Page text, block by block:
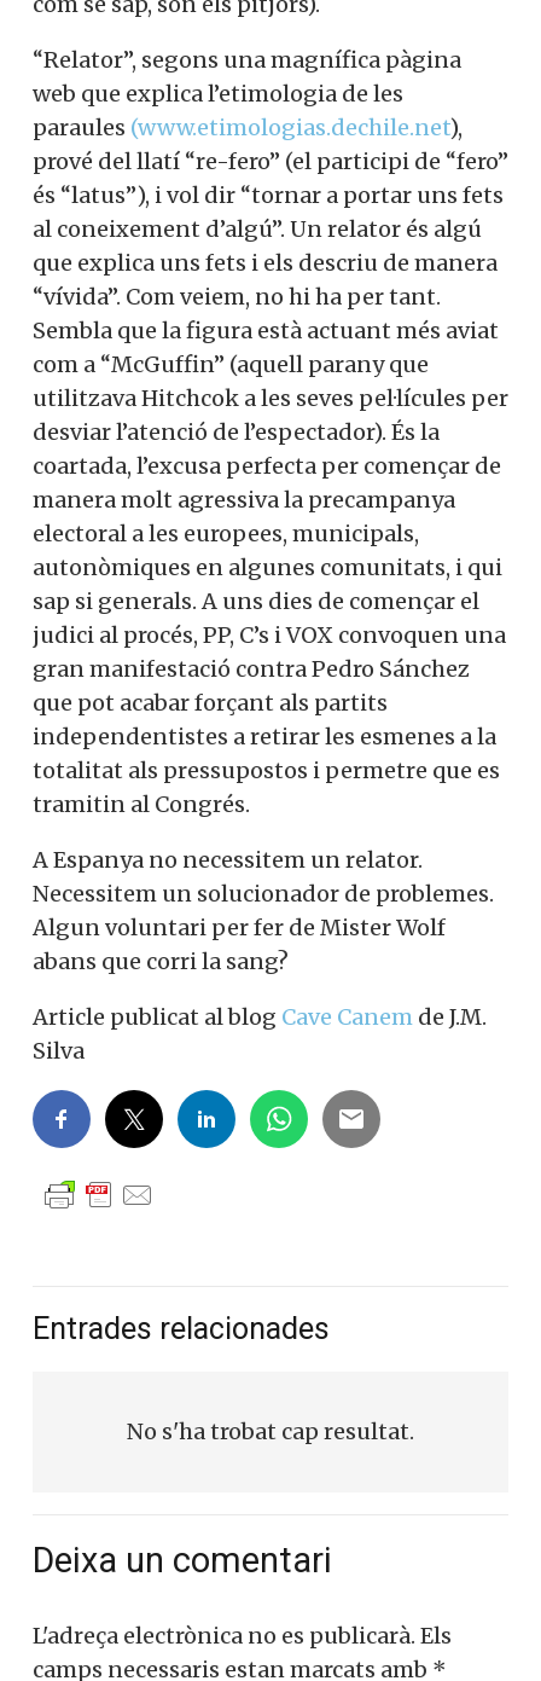
“Relator”, segons una magnífica pàgina
web que explica l’etimologia de les
paraules (www.etimologias.dechile.net),
prové del llatí “re-fero” (el participi de “fero”
és “latus”), i vol dir “tornar a portar uns fets
al coneixement d’algú”. Un relator és algú
que explica uns fets i els descriu de manera
“vívida”. Com veiem, no hi ha per tant.
Sembla que la figura està actuant més aviat
com a “McGuffin” (aquell parany que
utilitzava Hitchcok a les seves pel·lícules per
desviar l’atenció de l’espectador). És la
coartada, l’excusa perfecta per començar de
manera molt agressiva la precampanya
electoral a les europees, municipals,
autonòmiques en algunes comunitats, i qui
sap si generals. A uns dies de començar el
judici al procés, PP, C’s i VOX convoquen una
gran manifestació contra Pedro Sánchez
que pot acabar forçant als partits
independentistes a retirar les esmenes a la
totalitat als pressupostos i permetre que es
tramitin al Congrés.
A Espanya no necessitem un relator.
Necessitem un solucionador de problemes.
Algun voluntari per fer de Mister Wolf
abans que corri la sang?
Article publicat al blog Cave Canem de J.M.
Silva
Entrades relacionades
No s'ha trobat cap resultat.
Deixa un comentari
L'adreça electrònica no es publicarà. Els
camps necessaris estan marcats amb *